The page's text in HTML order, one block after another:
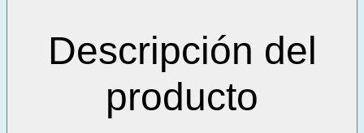
Descripción del
producto